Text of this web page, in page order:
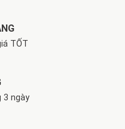
TỐT
3 ngày